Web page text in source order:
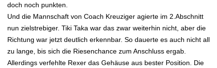
doch noch punkten.
Und die Mannschaft von Coach Kreuziger agierte im 2.Abschnitt
nun zielstrebiger. Tiki Taka war das zwar weiterhin nicht, aber die
Richtung war jetzt deutlich erkennbar. So dauerte es auch nicht all
zu lange, bis sich die Riesenchance zum Anschluss ergab.
Allerdings verfehlte Rexer das Gehäuse aus bester Position. Die